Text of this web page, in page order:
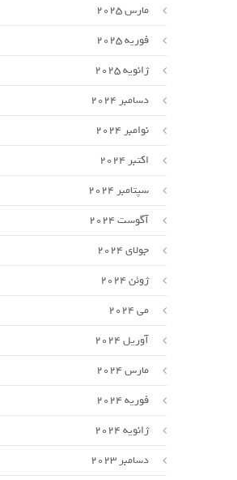
مارس 2025
فوریه 2025
ژانویه 2025
دسامبر 2024
نوامبر 2024
اکتبر 2024
سپتامبر 2024
آگوست 2024
جولای 2024
ژوئن 2024
می 2024
آوریل 2024
مارس 2024
فوریه 2024
ژانویه 2024
دسامبر 2023